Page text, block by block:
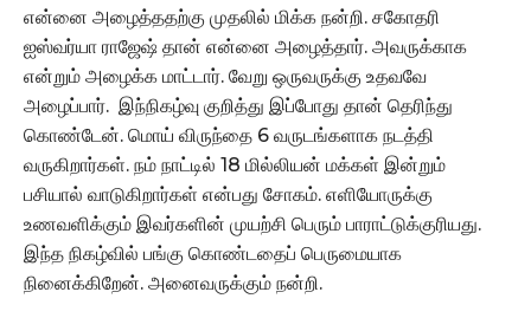
என்னை அழைத்ததற்கு முதலில் மிக்க நன்றி. சகோதரி
ஐஸ்வர்யா ராஜேஷ் தான் என்னை அழைத்தார். அவருக்காக
என்றும் அழைக்க மாட்டார். வேறு ஒருவருக்கு உதவவே
அழைப்பார். இந்நிகழ்வு குறித்து இப்போது தான் தெரிந்து
கொண்டேன். மொய் விருந்தை 6 வருடங்களாக நடத்தி
வருகிறார்கள். நம் நாட்டில் 18 மில்லியன் மக்கள் இன்றும்
பசியால் வாடுகிறார்கள் என்பது சோகம். எளியோருக்கு
உணவளிக்கும் இவர்களின் முயற்சி பெரும் பாராட்டுக்குரியது.
இந்த நிகழ்வில் பங்கு கொண்டதைப் பெருமையாக
நினைக்கிறேன். அனைவருக்கும் நன்றி.